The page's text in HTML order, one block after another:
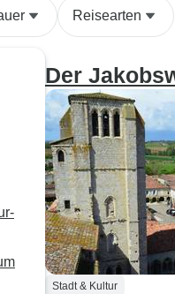
Reisearten
Der
Stadt & Kultur